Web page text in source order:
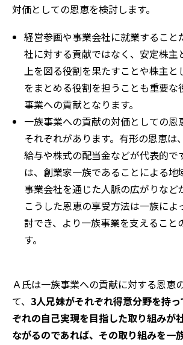
対価としての恩恵を検討します。
経営参画や事業会社に就業すること
社に対する貢献ではなく、安定株主
上を図る役割を果たすことや株主
をまとめる役割を担うことも重要な
事業への貢献となります。
一族事業への貢献の対価としての恩
それぞれがあります。有形の恩恵は
給与や株式の配当金などが代表的で
は、創業家一族であることによる地
事業会社を通じた人脈の広がりなど
こうした恩恵の享受方法は一族によ
討でき、より一族事業を支えること
す。
Ａ氏は一族事業への貢献に対する恩恵
て、 3人兄妹がそれぞれ得意分野を持
ぞれの自己実現を目指した取り組みが
ながるのであれば、その取り組みを一